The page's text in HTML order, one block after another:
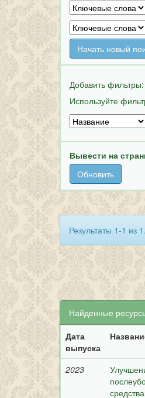
Начать новый
Добавить фильтры:
Используйте
Вывести на
Результаты 1-1 из 1.
Найденные
Дата
выпуска
2023